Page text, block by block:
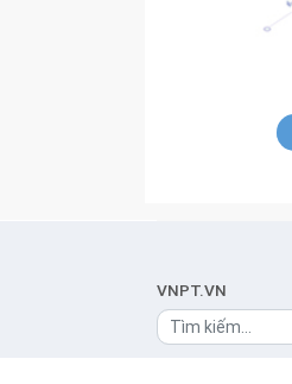
VNPT.VN